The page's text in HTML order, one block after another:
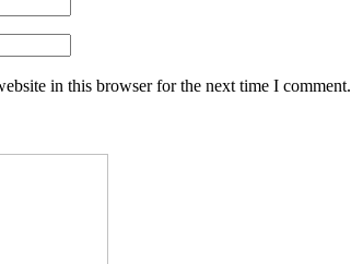
in this browser for the next time I comment.